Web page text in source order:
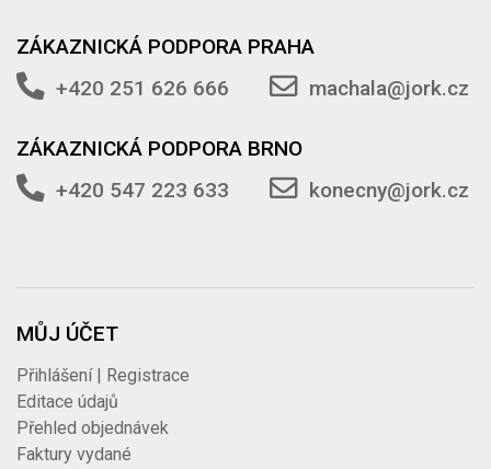
ZÁKAZNICKÁ PODPORA PRAHA
+420 251 626 666
machala@jork.cz
ZÁKAZNICKÁ PODPORA BRNO
+420 547 223 633
konecny@jork.cz
MŮJ ÚČET
Přihlášení | Registrace
Editace údajů
Přehled objednávek
Faktury vydané